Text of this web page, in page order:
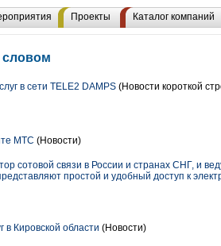
Проекты Каталог компаний
словом
в сети TELE2 DAMPS (Новости короткой
МТС (Новости)
сотовой связи в России и странах СНГ, и
простой и удобный доступ к
в Кировской области (Новости)